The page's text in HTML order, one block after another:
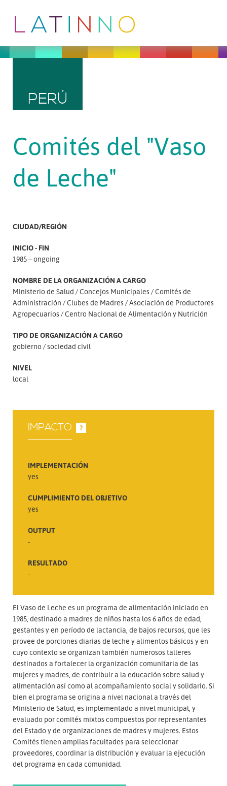
PERÚ
Comités del "Vaso
de Leche"
CIUDAD/REGIÓN
INICIO - FIN
1985 – ongoing
NOMBRE DE LA ORGANIZACIÓN A CARGO
Ministerio de Salud
Concejos Municipales
Comités de
Administración
Clubes de Madres
Asociación de Productores
Agropecuarios
Centro Nacional de Alimentación y Nutrición
TIPO DE ORGANIZACIÓN A CARGO
gobierno
sociedad civil
NIVEL
local
IMPACTO ?
IMPLEMENTACIÓN
yes
CUMPLIMIENTO DEL OBJETIVO
yes
OUTPUT
-
RESULTADO
-
El Vaso de Leche es un programa de alimentación iniciado en
1985, destinado a madres de niños hasta los 6 años de edad,
gestantes y en período de lactancia, de bajos recursos, que les
provee de porciones diarias de leche y alimentos básicos y en
cuyo contexto se organizan también numerosos talleres
destinados a fortalecer la organización comunitaria de las
mujeres y madres, de contribuir a la educación sobre salud y
alimentación así como al acompañamiento social y solidario. Si
bien el programa se origina a nivel nacional a través del
Ministerio de Salud, es implementado a nivel municipal, y
evaluado por comités mixtos compuestos por representantes
del Estado y de organizaciones de madres y mujeres. Estos
Comités tienen amplias facultades para seleccionar
proveedores, coordinar la distribución y evaluar la ejecución
del programa en cada comunidad.